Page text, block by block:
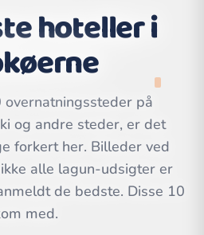
| ©
hoteller i
overnatningssteder på
og andre steder, er det
forkert her. Billeder ved
alle lagun-udsigter er
de bedste. Disse 10
med.